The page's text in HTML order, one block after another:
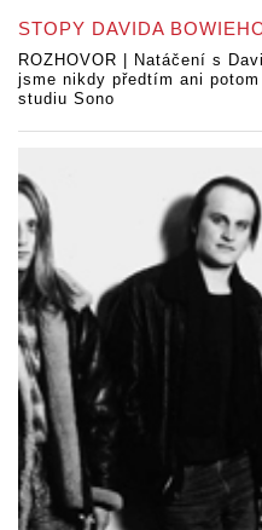
STOPY DAVIDA
ROZHOVOR | Natáčení s
jsme nikdy předtím ani
studiu Sono